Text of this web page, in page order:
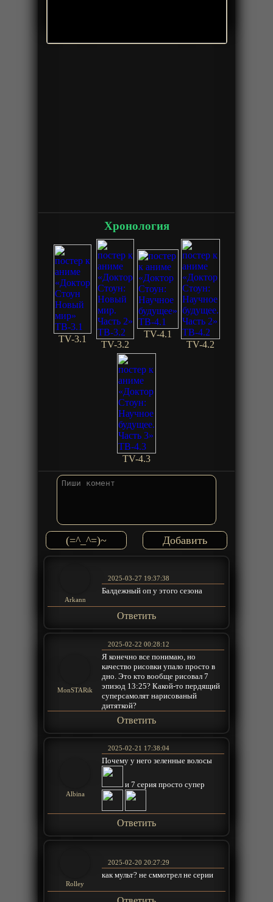
Хронология
TV-3.1
TV-3.2
TV-4.1
TV-4.2
TV-4.3
(=^_^=)~
Arkann
2025-03-27 19:37:38
Балдежный оп у этого сезона
Ответить
MonSTARik
2025-02-22 00:28:12
Я конечно все понимаю, но
качество рисовки упало просто в
дно. Это кто вообще рисовал 7
эпизод 13:25? Какой-то пердящий
суперсамолят нарисованый
дитяткой?
Ответить
Albina
2025-02-21 17:38:04
Почему у него зеленные волосы
и 7 серия просто супер
Ответить
Rolley
2025-02-20 20:27:29
как мульт? не сммотрел не серии